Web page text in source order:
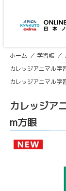
ホーム 学習帳
カレッジアニマル学
カレッジアニマル
カレッジア
m方眼